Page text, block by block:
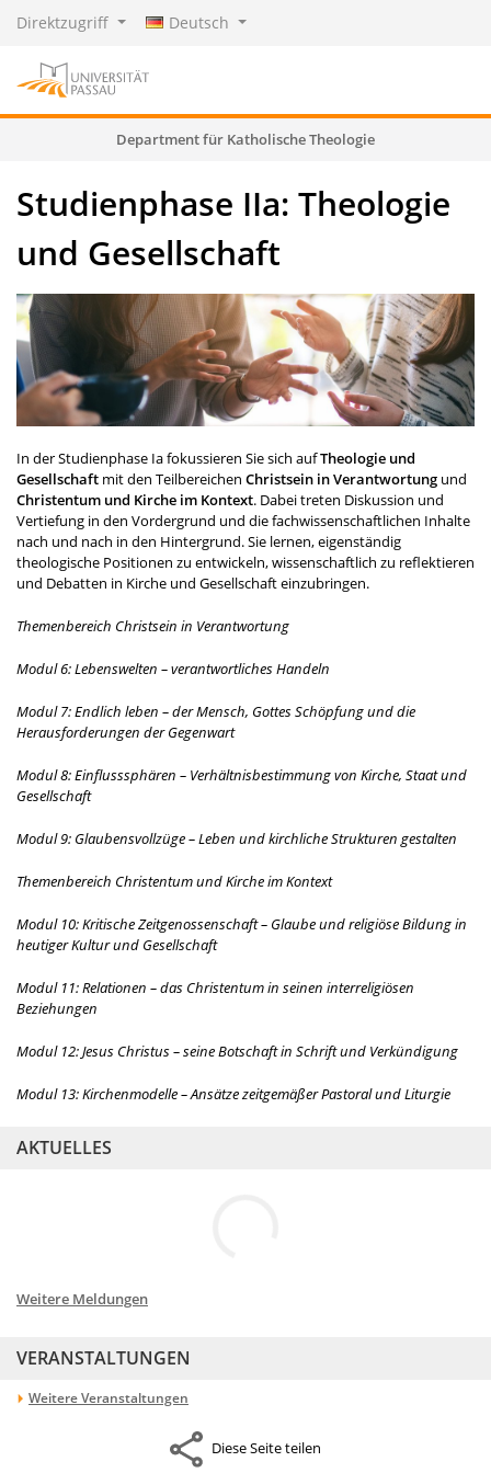
Direktzugriff Deutsch
Department für Katholische Theologie
Studienphase IIa: Theologie
und Gesellschaft
In der Studienphase Ia fokussieren Sie sich aufTheologie und
Gesellschaft mit den Teilbereichen Christsein in Verantwortung und
Christentum und Kirche im Kontext. Dabei treten Diskussion und
Vertiefung in den Vordergrund und die fachwissenschaftlichen Inhalte
nach und nach in den Hintergrund. Sie lernen, eigenständig
theologische Positionen zu entwickeln, wissenschaftlich zu reflektieren
und Debatten in Kirche und Gesellschaft einzubringen.
Themenbereich Christsein in Verantwortung
Modul 6: Lebenswelten – verantwortliches Handeln
Modul 7: Endlich leben – der Mensch, Gottes Schöpfung und die
Herausforderungen der Gegenwart
Modul 8: Einflusssphären – Verhältnisbestimmung von Kirche, Staat und
Gesellschaft
Modul 9: Glaubensvollzüge – Leben und kirchliche Strukturen gestalten
Themenbereich Christentum und Kirche im Kontext
Modul 10: Kritische Zeitgenossenschaft – Glaube und religiöse Bildung in
heutiger Kultur und Gesellschaft
Modul 11: Relationen – das Christentum in seinen interreligiösen
Beziehungen
Modul 12: Jesus Christus – seine Botschaft in Schrift und Verkündigung
Modul 13: Kirchenmodelle – Ansätze zeitgemäßer Pastoral und Liturgie
AKTUELLES
Weitere Meldungen
VERANSTALTUNGEN
Weitere Veranstaltungen
Diese Seite teilen